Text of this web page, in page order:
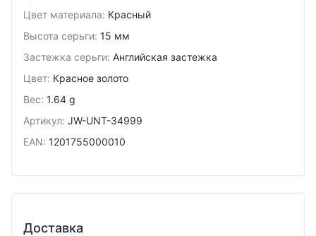
Цвет материала: Красный
Высота серьги: 15 мм
Застежка серьги: Английская застежка
Цвет: Красное золото
Вес: 1.64 g
Артикул: JW-UNT-34999
EAN: 1201755000010
Доставка